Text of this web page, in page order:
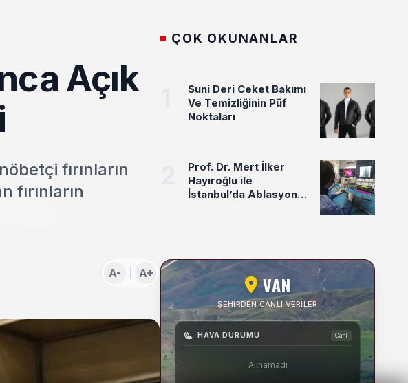
Açık
fırınların
fırınların
A- A+
ÇOK OKUNANLAR
Suni Deri Ceket Bakımı
Ve Temizliğinin Püf
Noktaları
Prof. Dr. Mert İlker
Hayıroğlu ile
İstanbul’da Ablasyon
VAN
ŞEHIRDEN CANLI VERILER
HAVA DURUMU Canlı
Alınamadı